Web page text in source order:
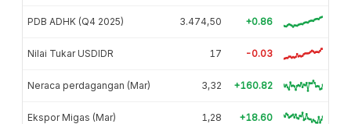
PDB ADHK (Q4 2025) 3.474,50 +0.86
Nilai Tukar USDIDR 17 -0.03
Neraca perdagangan (Mar) 3,32 +160.82
Ekspor Migas (Mar) 1,28 +18.60